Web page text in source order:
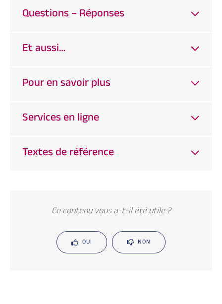
Questions – Réponses
Et aussi…
Pour en savoir plus
Services en ligne
Textes de référence
Ce contenu vous a-t-il été utile ?
OUI NON